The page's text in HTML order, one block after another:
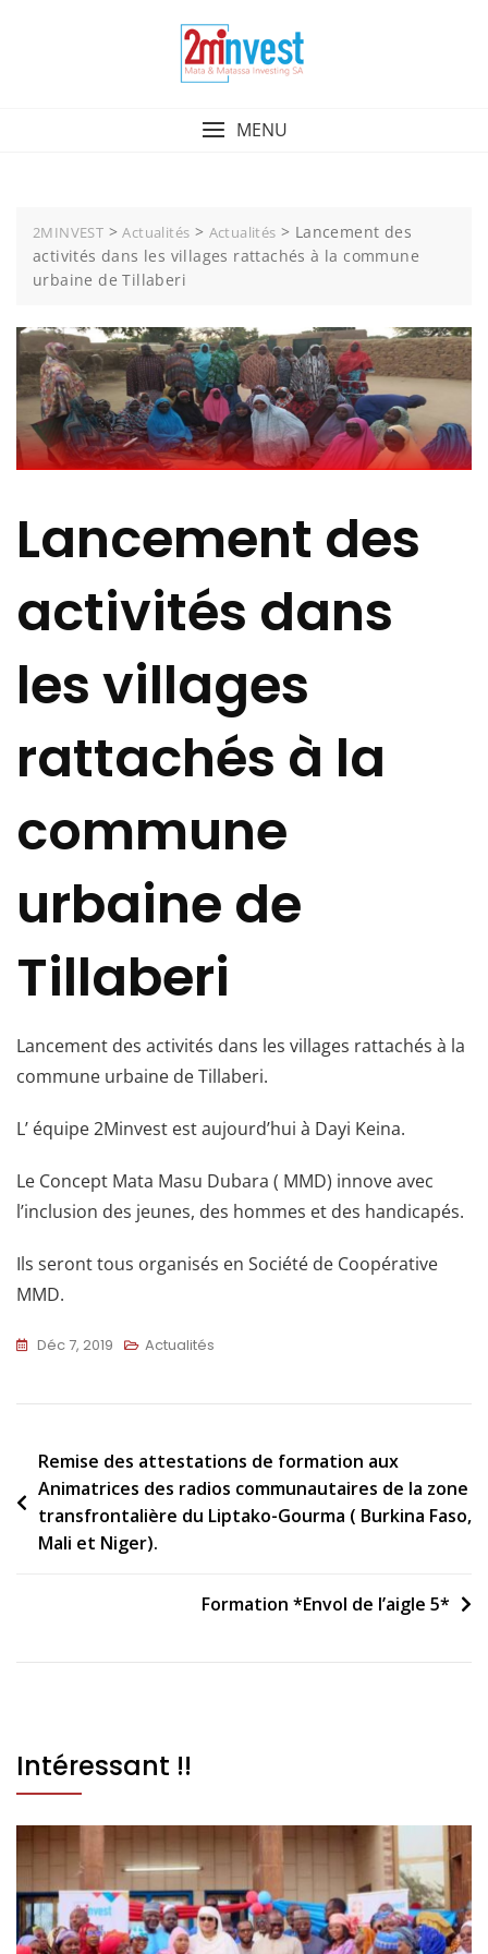
MENU
2MINVEST >Actualités > Actualités > Lancement des
activités dans les villages rattachés à la commune
urbaine de Tillaberi
Lancement des
activités dans
les villages
rattachés à la
commune
urbaine de
Tillaberi
Lancement des activités dans les villages rattachés à la
commune urbaine de Tillaberi.
L’ équipe 2Minvest est aujourd’hui à Dayi Keina.
Le Concept Mata Masu Dubara ( MMD) innove avec
l’inclusion des jeunes, des hommes et des handicapés.
Ils seront tous organisés en Société de Coopérative
MMD.
Déc 7, 2019 Actualités
Remise des attestations de formation aux
Animatrices des radios communautaires de la zone
transfrontalière du Liptako-Gourma ( Burkina Faso,
Mali et Niger).
Formation *Envol de l’aigle 5*
Intéressant !!